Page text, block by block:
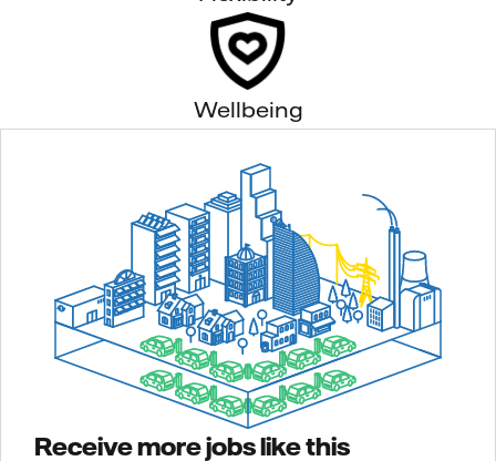
Wellbeing
Receive more jobs like this